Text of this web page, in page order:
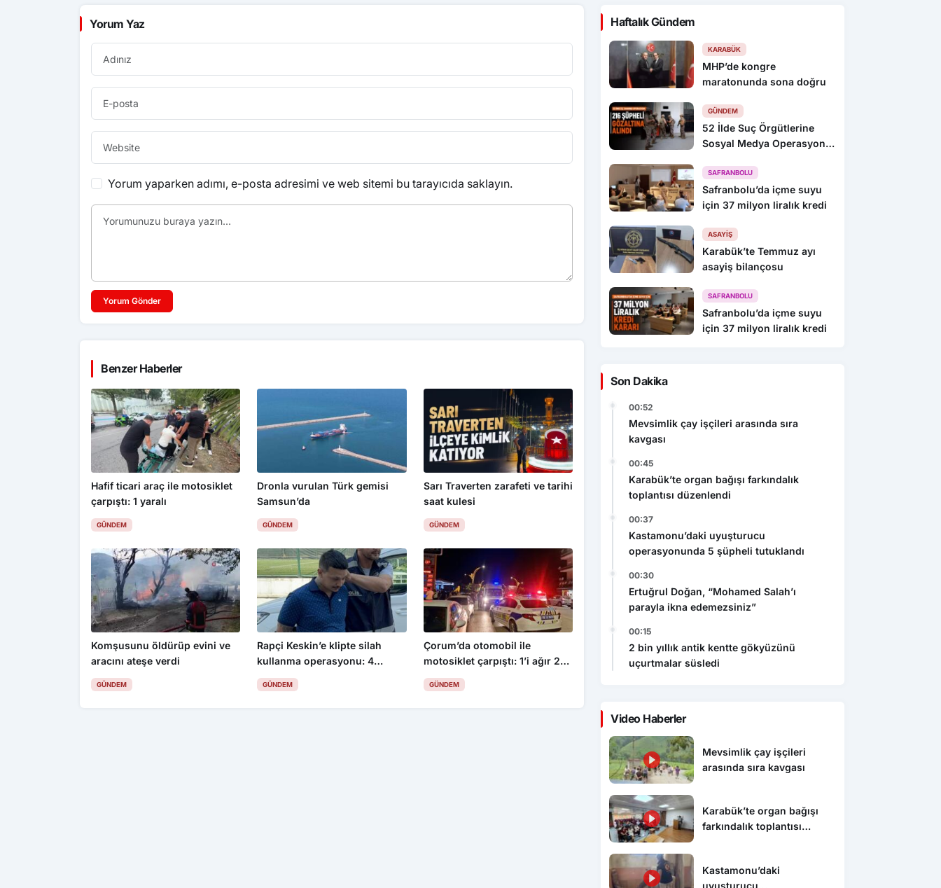
Yorum Yaz
Yorum yaparken adımı, e-posta adresimi ve web sitemi bu tarayıcıda saklayın.
Yorum Gönder
Benzer Haberler
Hafif ticari araç ile motosiklet
çarpıştı: 1 yaralı
GÜNDEM
Dronla vurulan Türk gemisi
Samsun’da
GÜNDEM
Sarı Traverten zarafeti ve tarihi
saat kulesi
GÜNDEM
Komşusunu öldürüp evini ve
aracını ateşe verdi
GÜNDEM
Rapçi Keskin’e klipte silah
kullanma operasyonu: 4
gözaltı
GÜNDEM
Çorum’da otomobil ile
motosiklet çarpıştı: 1’i ağır 2
yaralı
GÜNDEM
Haftalık Gündem
KARABÜK
MHP’de kongre
maratonunda sona doğru
GÜNDEM
52 İlde Suç Örgütlerine
Sosyal Medya Operasyonu:
SAFRANBOLU
Safranbolu’da içme suyu
için 37 milyon liralık kredi
ASAYIŞ
Karabük’te Temmuz ayı
asayiş bilançosu
SAFRANBOLU
Safranbolu’da içme suyu
için 37 milyon liralık kredi
Son Dakika
00:52
Mevsimlik çay işçileri arasında sıra
kavgası
00:45
Karabük’te organ bağışı farkındalık
toplantısı düzenlendi
00:37
Kastamonu’daki uyuşturucu
operasyonunda 5 şüpheli tutuklandı
00:30
Ertuğrul Doğan, “Mohamed Salah’ı
parayla ikna edemezsiniz”
00:15
2 bin yıllık antik kentte gökyüzünü
uçurtmalar süsledi
Video Haberler
Mevsimlik çay işçileri
arasında sıra kavgası
Karabük’te organ bağışı
farkındalık toplantısı
Kastamonu’daki
uyuşturucu